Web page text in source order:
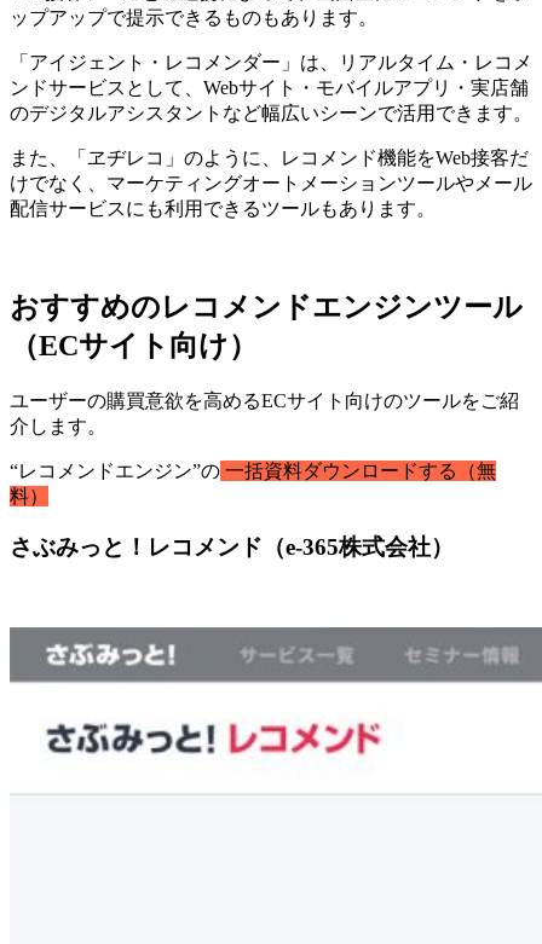
ップアップで提示できるものもあります。
「アイジェント・レコメンダー」は、リアルタイム・レコメ
ンドサービスとして、Webサイト・モバイルアプリ・実店舗
のデジタルアシスタントなど幅広いシーンで活用できます。
また、「ヱヂレコ」のように、レコメンド機能をWeb接客だ
けでなく、マーケティングオートメーションツールやメール
配信サービスにも利用できるツールもあります。
おすすめのレコメンドエンジンツール
（ECサイト向け）
ユーザーの購買意欲を高めるECサイト向けのツールをご紹
介します。
“レコメンドエンジン”の 一括資料ダウンロードする（無
料）
さぶみっと！レコメンド（e-365株式会社）